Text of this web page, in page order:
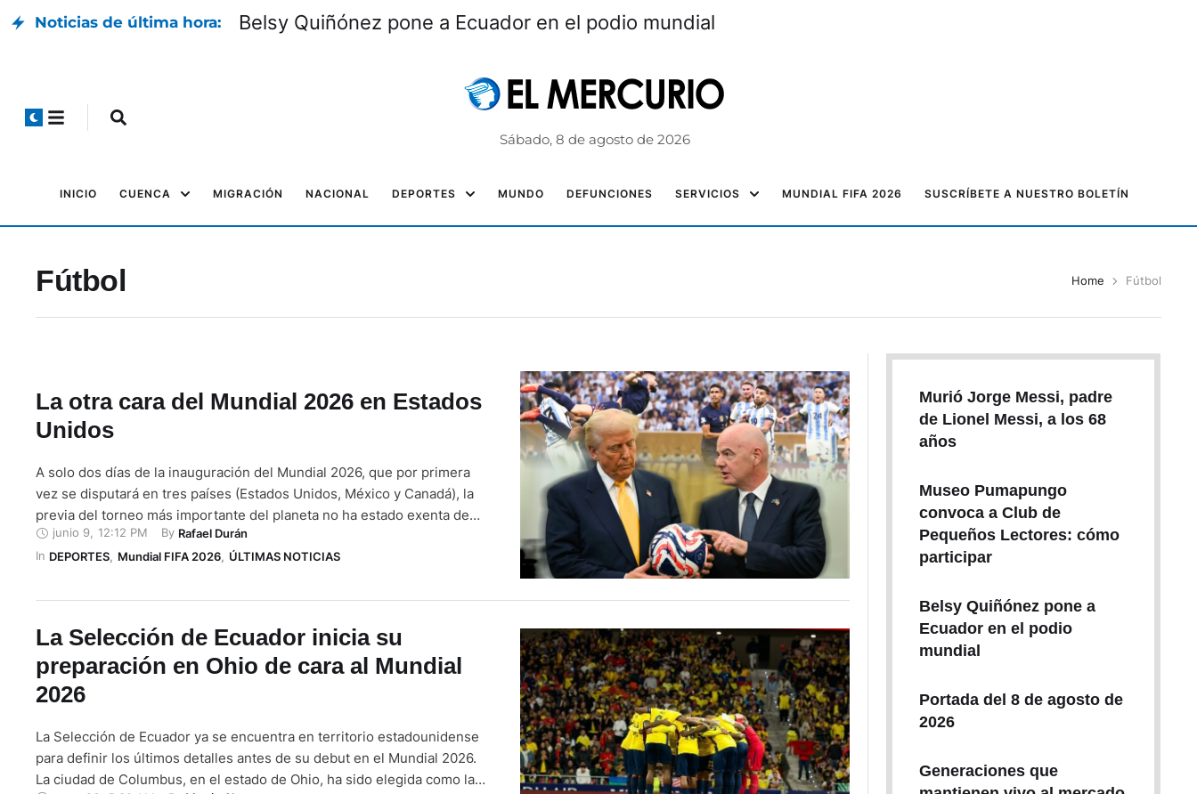
Noticias de última hora: Belsy Quiñónez pone a Ecuador en el podio mundial
Sábado, 8 de agosto de 2026
INICIO CUENCA MIGRACIÓN NACIONAL DEPORTES MUNDO DEFUNCIONES SERVICIOS MUNDIAL FIFA 2026 SUSCRÍBETE A NUESTRO BOLETÍN
Fútbol Home Fútbol
La otra cara del Mundial 2026 en Estados
Unidos
A solo dos días de la inauguración del Mundial 2026, que por primera
vez se disputará en tres países (Estados Unidos, México y Canadá), la
previa del torneo más importante del planeta no ha estado exenta de
polémicas. El Mundial de 2026, por primera vez reunirá a 48
selecciones, ampliando el formato tradicional. El torneo …
junio 9 12:12 PM By Rafael Durán
In DEPORTES, Mundial FIFA 2026, ÚLTIMAS NOTICIAS
La Selección de Ecuador inicia su
preparación en Ohio de cara al Mundial
2026
La Selección de Ecuador ya se encuentra en territorio estadounidense
para definir los últimos detalles antes de su debut en el Mundial 2026.
La ciudad de Columbus, en el estado de Ohio, ha sido elegida como la
Murió Jorge Messi, padre
de Lionel Messi, a los 68
años
Museo Pumapungo
convoca a Club de
Pequeños Lectores: cómo
participar
Belsy Quiñónez pone a
Ecuador en el podio
mundial
Portada del 8 de agosto de
2026
Generaciones que